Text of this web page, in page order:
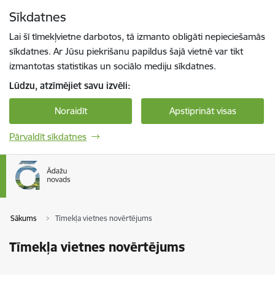
Sīkdatnes
Lai šī tīmekļvietne darbotos, tā izmanto obligāti nepieciešamās
sīkdatnes. Ar Jūsu piekrišanu papildus šajā vietnē var tikt
izmantotas statistikas un sociālo mediju sīkdatnes.
Lūdzu, atzīmējiet savu izvēli:
Noraidīt Apstiprināt visas
Pārvaldīt sīkdatnes
Sākums Tīmekļa vietnes novērtējums
Tīmekļa vietnes novērtējums